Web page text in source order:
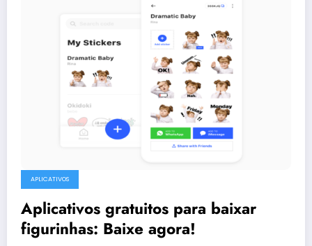
APLICATIVOS
Aplicativos gratuitos para baixar
figurinhas: Baixe agora!